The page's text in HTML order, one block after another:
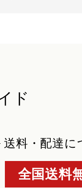
ド
送料・配達に
全国送料